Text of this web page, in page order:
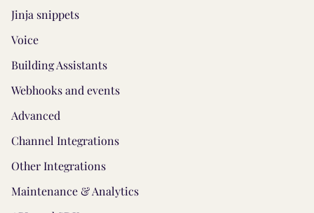
Jinja snippets
Voice
Building Assistants
Webhooks and events
Advanced
Channel Integrations
Other Integrations
Maintenance & Analytics